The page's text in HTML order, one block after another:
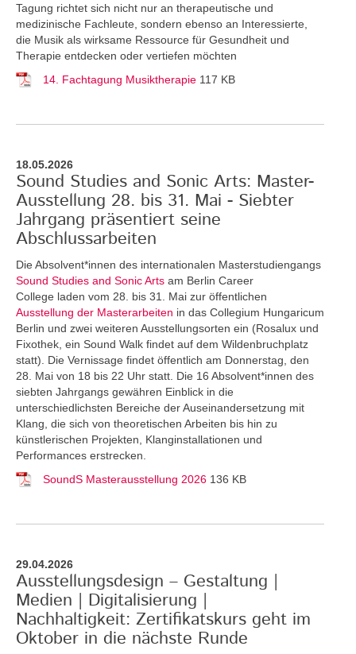
Tagung richtet sich nicht nur an therapeutische und
medizinische Fachleute, sondern ebenso an Interessierte,
die Musik als wirksame Ressource für Gesundheit und
Therapie entdecken oder vertiefen möchten
14. Fachtagung Musiktherapie 117 KB
18.05.2026
Sound Studies and Sonic Arts: Master-
Ausstellung 28. bis 31. Mai - Siebter
Jahrgang präsentiert seine
Abschlussarbeiten
Die Absolvent*innen des internationalen Masterstudiengangs
Sound Studies and Sonic Arts am Berlin Career
College laden vom 28. bis 31. Mai zur öffentlichen
Ausstellung der Masterarbeiten in das Collegium Hungaricum
Berlin und zwei weiteren Ausstellungsorten ein (Rosalux und
Fixothek, ein Sound Walk findet auf dem Wildenbruchplatz
statt). Die Vernissage findet öffentlich am Donnerstag, den
28. Mai von 18 bis 22 Uhr statt. Die 16 Absolvent*innen des
siebten Jahrgangs gewähren Einblick in die
unterschiedlichsten Bereiche der Auseinandersetzung mit
Klang, die sich von theoretischen Arbeiten bis hin zu
künstlerischen Projekten, Klanginstallationen und
Performances erstrecken.
SoundS Masterausstellung 2026 136 KB
29.04.2026
Ausstellungsdesign – Gestaltung |
Medien | Digitalisierung |
Nachhaltigkeit: Zertifikatskurs geht im
Oktober in die nächste Runde